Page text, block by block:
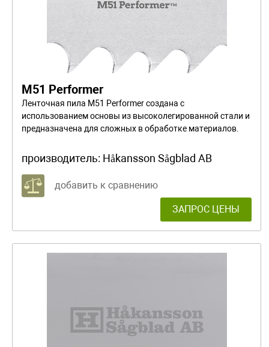
M51 Performer
Ленточная пила M51 Performer создана с
использованием основы из высоколегированной стали и
предназначена для сложных в обработке материалов.
производитель: Håkansson Sågblad AB
добавить к сравнению
ЗАПРОС ЦЕНЫ